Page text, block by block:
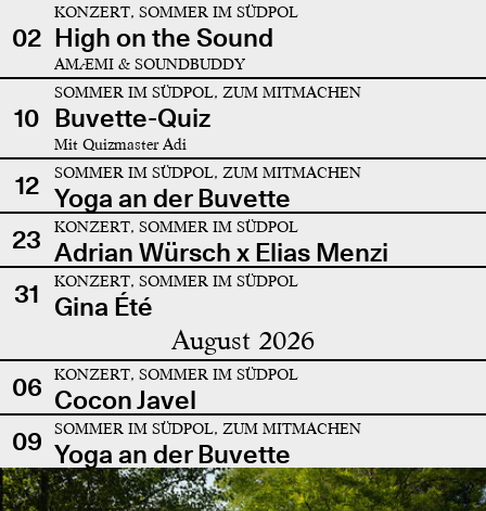
02
KONZERT, SOMMER IM SÜDPOL
High on the Sound
AMÆMI & SOUNDBUDDY
10
SOMMER IM SÜDPOL, ZUM MITMACHEN
Buvette-Quiz
Mit Quizmaster Adi
12 SOMMER IM SÜDPOL, ZUM MITMACHEN
Yoga an der Buvette
23
KONZERT, SOMMER IM SÜDPOL
Adrian Würsch x Elias Menzi
31
KONZERT, SOMMER IM SÜDPOL
Gina Été
August 2026
06 KONZERT, SOMMER IM SÜDPOL
Cocon Javel
09
SOMMER IM SÜDPOL, ZUM MITMACHEN
Yoga an der Buvette